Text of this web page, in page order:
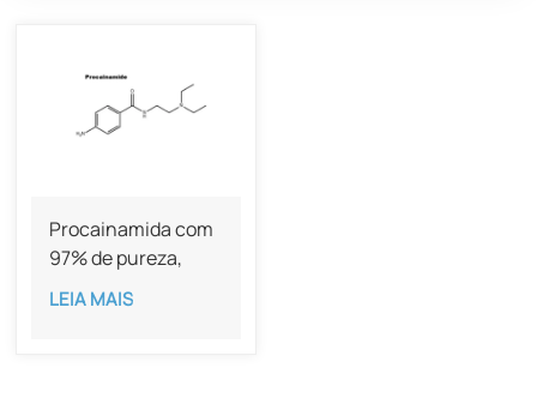
Procainamida com
97% de pureza,
CAS 51-06-9
LEIA MAIS